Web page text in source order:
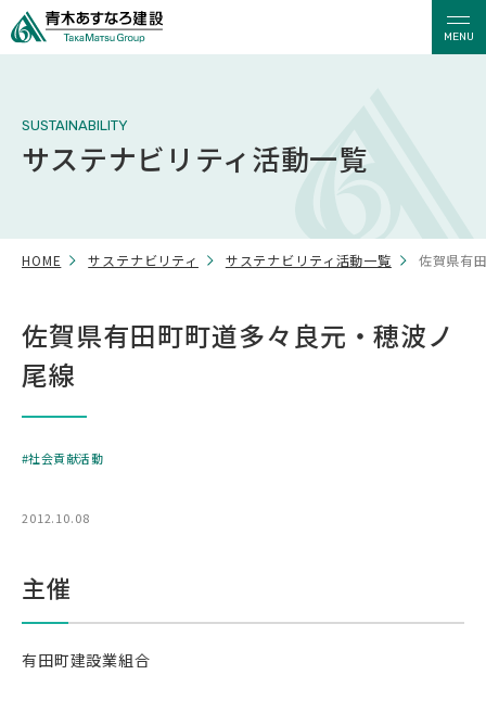
MENU
SUSTAINABILITY
サステナビリティ活動一覧
HOME サステナビリティ サステナビリティ活動一覧 佐賀県有
佐賀県有田町町道多々良元・穂波ノ
尾線
社会貢献活動
2012.10.08
主催
有田町建設業組合